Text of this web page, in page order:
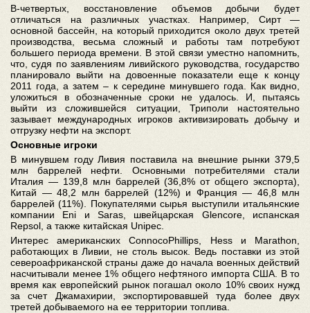
В-четвертых, восстановление объемов добычи будет
отличаться на различных участках. Например, Сирт —
основной бассейн, на который приходится около двух третей
производства, весьма сложный и работы там потребуют
большего периода времени. В этой связи уместно напомнить,
что, судя по заявлениям ливийского руководства, государство
планировало выйти на довоенные показатели еще к концу
2011 года, а затем – к середине минувшего года. Как видно,
уложиться в обозначенные сроки не удалось. И, пытаясь
выйти из сложившейся ситуации, Триполи настоятельно
зазывает международных игроков активизировать добычу и
отгрузку нефти на экспорт.
Основные игроки
В минувшем году Ливия поставила на внешние рынки 379,5
млн баррелей нефти. Основными потребителями стали
Италия — 139,8 млн баррелей (36,8% от общего экспорта),
Китай — 48,2 млн баррелей (12%) и Франция — 46,8 млн
баррелей (11%). Покупателями сырья выступили итальянские
компании Eni и Saras, швейцарская Glencore, испанская
Repsol, а также китайская Unipec.
Интерес американских ConnocoPhillips, Hess и Marathon,
работающих в Ливии, не столь высок. Ведь поставки из этой
североафриканской страны даже до начала военных действий
насчитывали менее 1% общего нефтяного импорта США. В то
время как европейский рынок погашал около 10% своих нужд
за счет Джамахирии, экспортировавшей туда более двух
третей добываемого на ее территории топлива.